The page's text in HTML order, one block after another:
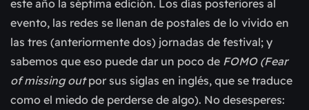
este año la séptima edición. Los días posteriores al
evento, las redes se llenan de postales de lo vivido en
las tres (anteriormente dos) jornadas de festival; y
sabemos que eso puede dar un poco de FOMO (Fear
of missing outpor sus siglas en inglés, que se traduce
como el miedo de perderse de algo). No desesperes: